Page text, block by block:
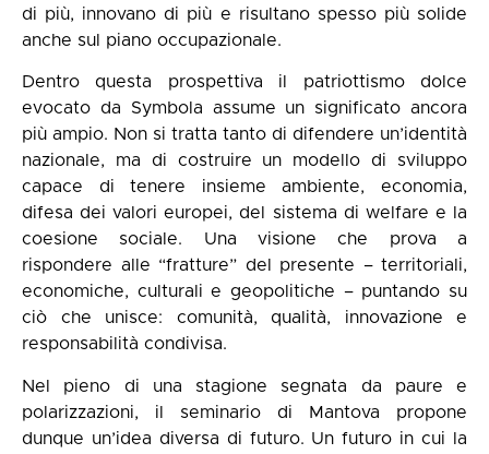
di più, innovano di più e risultano spesso più solide
anche sul piano occupazionale.
Dentro questa prospettiva il patriottismo dolce
evocato da Symbola assume un significato ancora
più ampio. Non si tratta tanto di difendere un’identità
nazionale, ma di costruire un modello di sviluppo
capace di tenere insieme ambiente, economia,
difesa dei valori europei, del sistema di welfare e la
coesione sociale. Una visione che prova a
rispondere alle “fratture” del presente – territoriali,
economiche, culturali e geopolitiche – puntando su
ciò che unisce: comunità, qualità, innovazione e
responsabilità condivisa.
Nel pieno di una stagione segnata da paure e
polarizzazioni, il seminario di Mantova propone
dunque un’idea diversa di futuro. Un futuro in cui la